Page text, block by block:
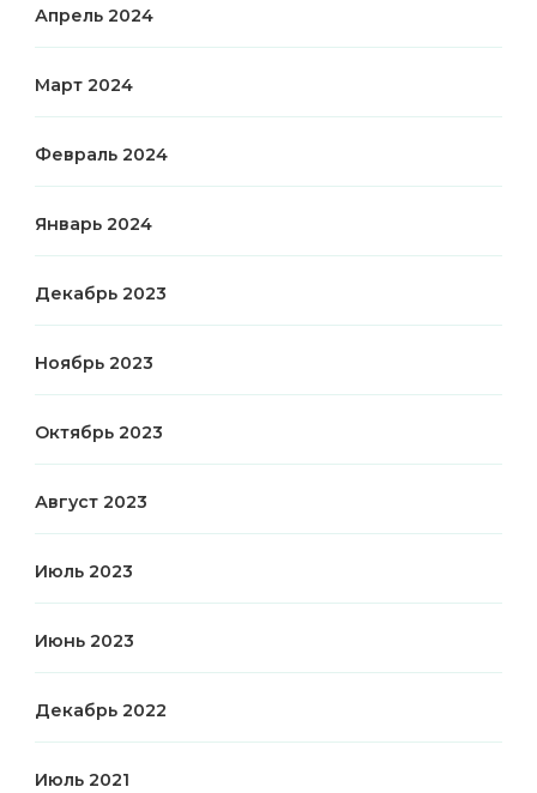
Апрель 2024
Март 2024
Февраль 2024
Январь 2024
Декабрь 2023
Ноябрь 2023
Октябрь 2023
Август 2023
Июль 2023
Июнь 2023
Декабрь 2022
Июль 2021